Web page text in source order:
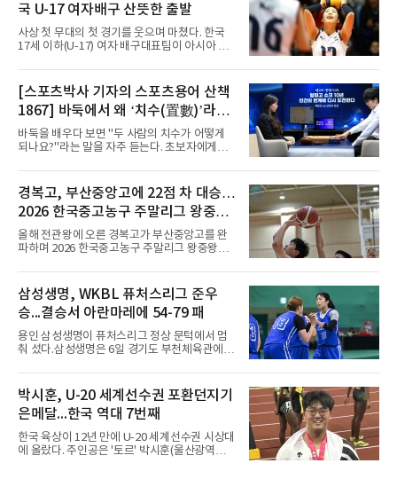
연맹(UEFA) 챔피언스리그 토너먼트에 올린 뒤
리그 2연패도 달성했다.아시아에서도 성과를 냈
다. 2023년 사우디아라비아 알아흘리로 옮겨
2024-2025시즌과 2025-2026시즌
국 U-17 여자배구 산뜻한 출발
사상 첫 무대의 첫 경기를 웃으며 마쳤다. 한국
17세 이하(U-17) 여자 배구대표팀이 아시아 챔
전을 승리로 장식했다.이승여 감독이 이끄는 한
국은 7일(한국시간) 칠레 로스 안데스의 리세오
믹스토 체육관에서 열린 2026 국제배구연맹
(FIVB) U-17 여자 세계선수권대회 조별리그 D조
1차전에서 푸에르토리코를 3-1(25-10 25-23
19-25 26-24)로 이겼다.승리의 중심에는 '리틀
김연경'으로 불리는 아웃사이드 히터 손서연(선
다. 장수인이 11점, 최민주가 8점, 어민서가 7점
으로 힘을 보탰다.승점 3을 챙긴 한
[스포츠박사 기자의 스포츠용어 산책
1867] 바둑에서 왜 ‘치수(置數)’라고
말할까
바둑을 배우다 보면 "두 사람의 치수가 어떻게
되나요?"라는 말을 자주 듣는다. 초보자에게는
'둘 치(置)'와 '셀 수(數)'를 쓴다. '돌을 놓는 수'라
는 의미이다. 두 사람이 대등하게 승부할 수 있도
록 약한 쪽에게 미리 흑돌을 놓아주는 개수를 가
리킨다. 오늘날의 접바둑에서 말하는 '두 점', '세
점'이 바로 치수다. (본 코너 1844회 ‘왜 '접바
둑'이라 말할까’ 참조)일본어에서도 같은 한자를
사용한다. 일본에서는 ‘置き石(오키이시, 놓는
우)’라는 용례도 문헌에서 확인된다. 다만 현대
일본
경복고, 부산중앙고에 22점 차 대승…
2026 한국중고농구 주말리그 왕중왕
전 첫 승 신고
올해 전관왕에 오른 경복고가 부산중앙고를 완
파하며 2026 한국중고농구 주말리그 왕중왕전
해남 우슬체육관에서 열린 대회 남고부 예선리
그 H조 1차전에서 부산중앙고를 98-76으로 제
압했다. 박지오가 26점, 김호원이 22점, 정우진
이 19점을 올리는 등 삼각편대의 고른 활약이 승
리를 이끌었다.경복고는 경기 초반부터 박지오
와 김호원의 내·외곽포가 고르게 터지며 주도권
을 잡았다. 전반을 40-34로 앞선 경복고는 후반
다.B조에서는 용산고가 안양고를 98-71로 꺾고
대회 2연승을 달렸다.한편 남중
삼성생명, WKBL 퓨처스리그 준우
승...결승서 아란마레에 54-79 패
용인 삼성생명이 퓨처스리그 정상 문턱에서 멈
춰 섰다.삼성생명은 6일 경기도 부천체육관에서
서 일본여자프로농구 2부 리그 아란마레에 54-
79로 졌다. 이다연이 14점을 넣었으나 20점 9리
바운드를 기록한 바이 쿰바 디야산을 앞세운 상
대를 넘지 못했다.이번 대회에 처음 출전한 아란
마레는 조별리그부터 결승까지 6전 전승을 거뒀
고, 디야산이 최우수선수(MVP)로 뽑혔다.
박시훈, U-20 세계선수권 포환던지기
은메달...한국 역대 7번째
한국 육상이 12년 만에 U-20 세계선수권 시상대
에 올랐다. 주인공은 '토르' 박시훈(울산광역시)